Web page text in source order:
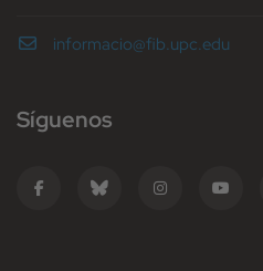
informacio@fib.upc.edu
Síguenos